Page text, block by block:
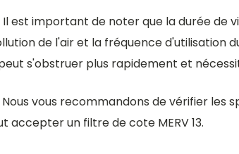
Il est important de noter que la durée de
de l'air et la fréquence
s'obstruer plus rapidement et
Nous vous recommandons de vérifier
accepter un filtre de cote MERV 13.